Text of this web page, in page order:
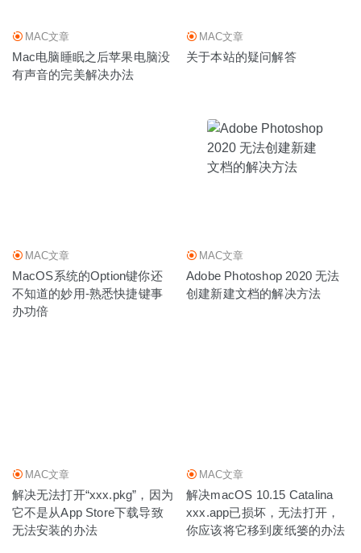
MAC文章
Mac电脑睡眠之后苹果电脑没
有声音的完美解决办法
MAC文章
关于本站的疑问解答
MAC文章
MacOS系统的Option键你还
不知道的妙用-熟悉快捷键事
办功倍
MAC文章
Adobe Photoshop 2020 无法
创建新建文档的解决方法
MAC文章
解决无法打开“xxx.pkg”，因为
它不是从App Store下载导致
无法安装的办法
MAC文章
解决macOS 10.15 Catalina
xxx.app已损坏，无法打开，
你应该将它移到废纸篓的办法